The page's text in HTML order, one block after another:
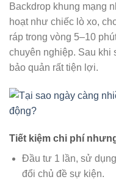
Backdrop khung mạng
hoạt như chiếc lò xo,
ráp trong vòng 5–10
chuyên nghiệp. Sau khi
bảo quản rất tiện lợi.
Tiết kiệm chi phí
Đầu tư 1 lần, sử
đổi chủ đề sự kiện.